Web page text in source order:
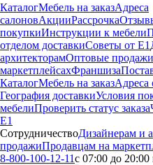
КаталогМебель на заказАдреса
салоновАкцииРассрочка
покупкиИнструкции к мебели
отделом доставкиСоветы от Е1
архитекторамОптовые продажи
маркетплейсахФраншиза
КаталогМебель на заказАдреса
География доставкиУсловия
мебелиПроверить статус заказа
Е1
СотрудничествоДизайнерам и
продажиПродавцам на
8-800-100-12-11с 07:00 до 20:00